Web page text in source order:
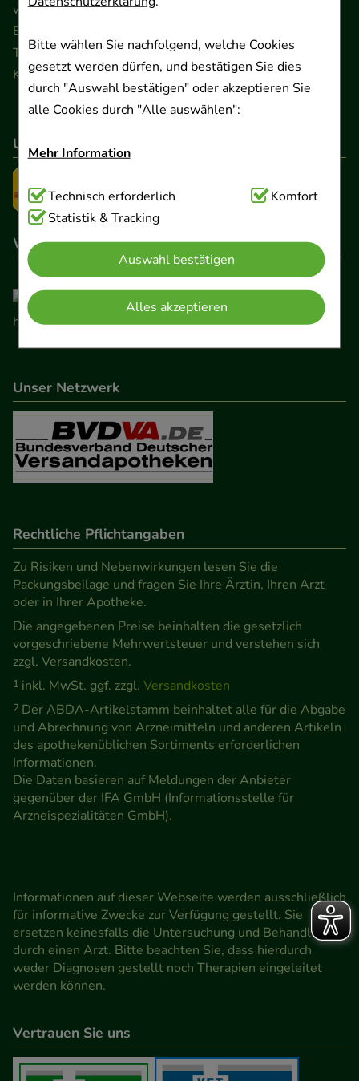
Bitte wählen Sie nachfolgend, welche Cookies
gesetzt werden dürfen, und bestätigen Sie dies
durch "Auswahl bestätigen" oder akzeptieren Sie
alle Cookies durch "Alle auswählen":
Mehr Information
Technisch Notwendig:Hierbei handelt es sich um
Cookies, die für die Grundfunktionen unserer
Website notwendig sind (z.B. Navigation,
Warenkorb, Kundenkonto), weshalb auf diese nicht
verzichtet werden kann.
Komfort:Diese Cookies werden genutzt um das
Einkaufserlebnis noch ansprechender zu gestalten,
Besuchers oder unsere Seite an bevorzugte
Verhaltensweisen (z.B. Spracheinstellung)
anzupassen. Komfort-Cookies ermöglichen es uns
auch auf Ihre Bedürfnisse zugeschrittene Inhalte
anzuzeigen und unser Partnerprogramm zu
Statistik & Tracking:Hierüber lassen sich
Informationen über die Art und Weise der Nutzung
unserer Website sammeln, mit deren Hilfe wir
unsere Website weiter für Sie optimieren können,
den Inhalt auf unserer Website aber auch die
Werbung auf Drittseiten möglichst relevant für Sie
zu gestalten. Bitte beachten Sie, dass Daten hierfür
teilweise an Dritte wie z.B. Google oder soziale
Medien übertragen werden.
Technisch erforderlich
Komfort
Statistik & Tracking
Auswahl bestätigen
Alles akzeptieren
www.ApoSalis.de· E-Mail:
Ernst-August-Platz 2 · 30159 Hannover
Telefon 0511 89 71 80 0 · Fax 0511 89 71 80 11
Kontaktformular
Unser Versanddienstleister
Wir sind hier gelistet
Unser Netzwerk
Rechtliche Pflichtangaben
Zu Risiken und Nebenwirkungen lesen Sie die
Packungsbeilage und fragen Sie Ihre Ärztin, Ihren Arzt
oder in Ihrer Apotheke.
Die angegebenen Preise beinhalten die gesetzlich
vorgeschriebene Mehrwertsteuer und verstehen sich
zzgl. Versandkosten.
1 inkl. MwSt. ggf. zzgl. Versandkosten
2 Der ABDA-Artikelstamm beinhaltet alle für die Abgabe
und Abrechnung von Arzneimitteln und anderen Artikeln
des apothekenüblichen Sortiments erforderlichen
Informationen.
Die Daten basieren auf Meldungen der Anbieter
gegenüber der IFA GmbH (Informationsstelle für
Arzneispezialitäten GmbH).
Informationen auf dieser Webseite werden ausschließlich
für informative Zwecke zur Verfügung gestellt. Sie
ersetzen keinesfalls die Untersuchung und Behandlung
durch einen Arzt. Bitte beachten Sie, dass hierdurch
weder Diagnosen gestellt noch Therapien eingeleitet
werden können.
Vertrauen Sie uns